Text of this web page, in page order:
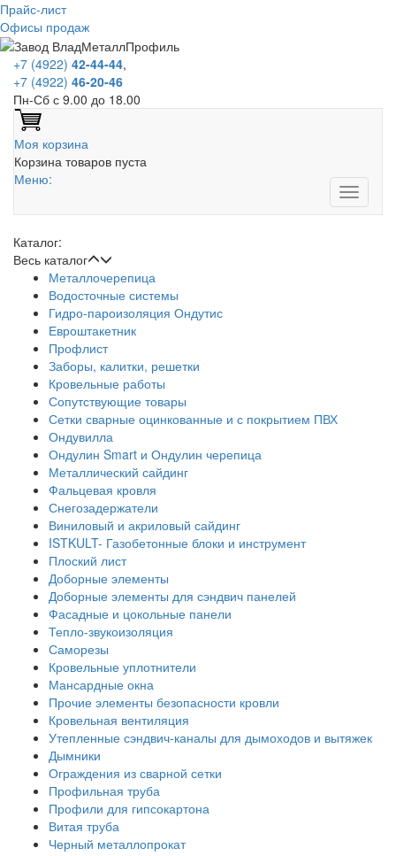
Прайс-лист
Офисы продаж
+7 (4922) 42-44-44,
+7 (4922) 46-20-46
Пн-Сб с 9.00 до 18.00
Моя корзина
Корзина товаров пуста
Меню:
Каталог:
Весь каталог
Металлочерепица
Водосточные системы
Гидро-пароизоляция Ондутис
Евроштакетник
Профлист
Заборы, калитки, решетки
Кровельные работы
Сопутствующие товары
Сетки сварные оцинкованные и с покрытием ПВХ
Ондувилла
Ондулин Smart и Ондулин черепица
Металлический сайдинг
Фальцевая кровля
Снегозадержатели
Виниловый и акриловый сайдинг
ISTKULT- Газобетонные блоки и инструмент
Плоский лист
Доборные элементы
Доборные элементы для сэндвич панелей
Фасадные и цокольные панели
Тепло-звукоизоляция
Саморезы
Кровельные уплотнители
Мансардные окна
Прочие элементы безопасности кровли
Кровельная вентиляция
Утепленные сэндвич-каналы для дымоходов и вытяжек
Дымники
Ограждения из сварной сетки
Профильная труба
Профили для гипсокартона
Витая труба
Черный металлопрокат